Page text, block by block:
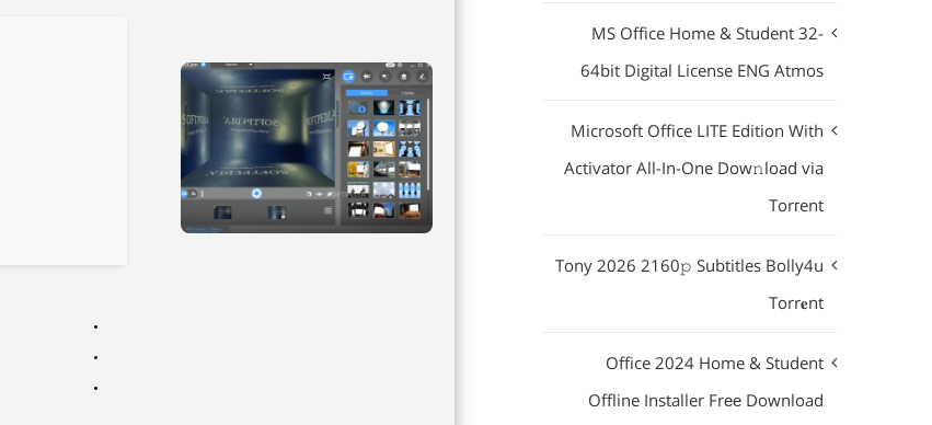
MS Office Home & Student 32-
64bit Digital License ENG Atmos
Microsoft Office LITE Edition With
Activator All-In-One Dow𝚗load via
Torгent
Tony 2026 2160𝚙 Subtitles Bolly4u
Torr𝐞nt
Office 2024 Home & Student
Offline Installer Frее Download